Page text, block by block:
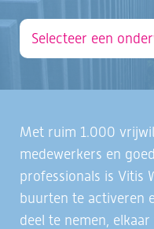
Selecteer een
Met ruim 1.000
medewerkers en
professionals is Vitis
buurten te activeren
deel te nemen,